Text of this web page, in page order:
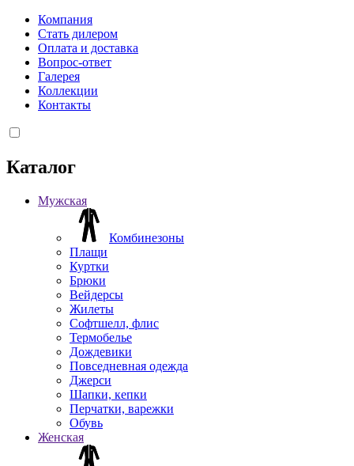
Компания
Стать дилером
Оплата и доставка
Вопрос-ответ
Галерея
Коллекции
Контакты
Каталог
Мужская
Комбинезоны
Плащи
Куртки
Брюки
Вейдерсы
Жилеты
Софтшелл, флис
Термобелье
Дождевики
Повседневная одежда
Джерси
Шапки, кепки
Перчатки, варежки
Обувь
Женская